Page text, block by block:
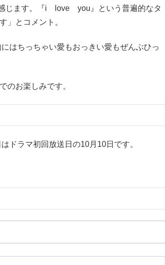
感じます。『i love you』という普遍的なタ
」とコメント。
はちっちゃい愛もおっきい愛もぜんぶひっ
のお楽しみです。
ドラマ初回放送日の10月10日です。